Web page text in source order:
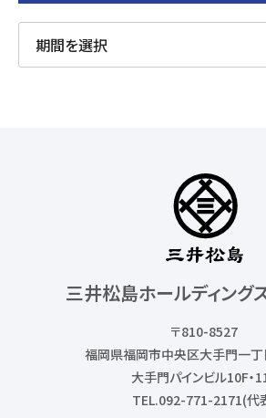
三井松島ホールディング
〒810-8527
福岡県福岡市中央区大手門一
大手門パインビル10F・
TEL.092-771-2171(代